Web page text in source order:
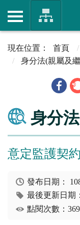
首頁
身分法(親屬及
身分
意定監護契
發布日期：
最後更新日期
點閱次數：